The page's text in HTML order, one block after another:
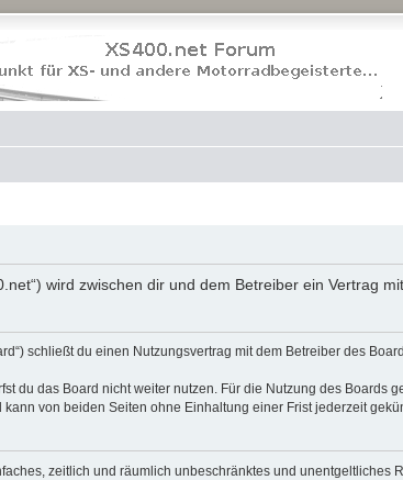
wird zwischen dir und dem Betreiber ein Vertrag
schließt du einen Nutzungsvertrag mit dem Betreiber des
du das Board nicht weiter nutzen. Für die Nutzung des Boards
von beiden Seiten ohne Einhaltung einer Frist jederzeit
zeitlich und räumlich unbeschränktes und unentgeltliches